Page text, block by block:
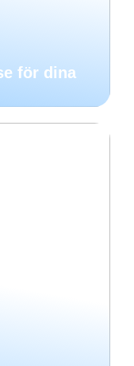
för dina